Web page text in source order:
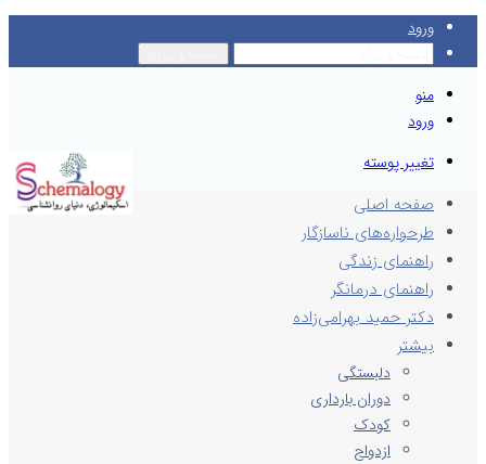
ورود
منو
ورود
تغییر پوسته
صفحه اصلی
طرحواره‌های ناسازگار
راهنمای زندگی
راهنمای درمانگر
دکتر حمید بهرامی‌زاده
بیشتر
دلبستگی
دوران بارداری
کودک
ازدواج